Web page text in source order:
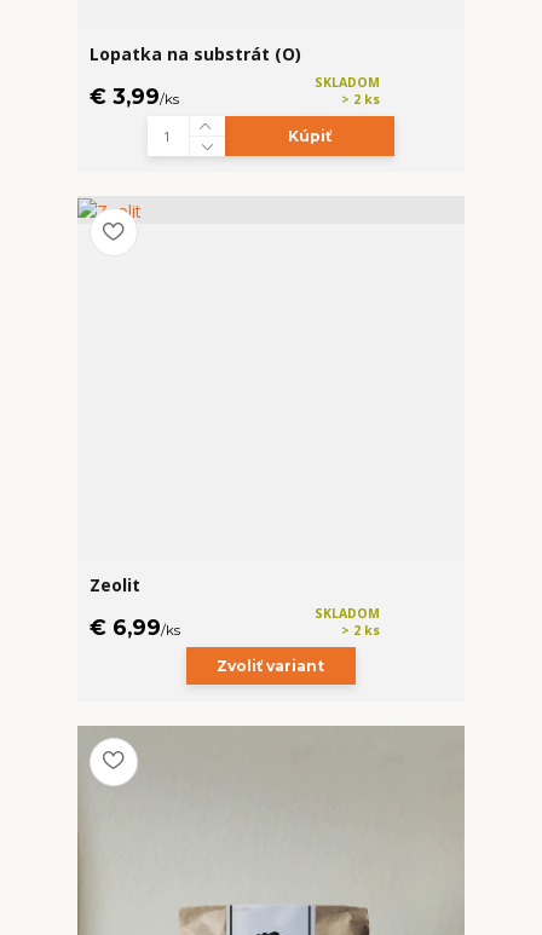
Lopatka na substrát (O)
€ 3,99/ks
SKLADOM
> 2 ks
Kúpiť
Zeolit
€ 6,99/ks
SKLADOM
> 2 ks
Zvoliť variant